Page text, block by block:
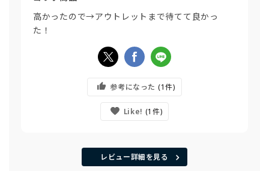
高かったので→アウトレットまで待てて良かっ
た！
参考になった 1
Like! 1
レビュー詳細を見る